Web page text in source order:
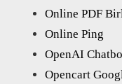
Online PDF
Online Ping
OpenAI
Opencart